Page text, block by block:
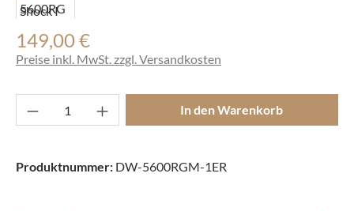
Regulärer Preis:
149,00 €
Preise inkl. MwSt. zzgl. Versandkosten
Produkt Anzahl: Gib den gewünschten
In den Warenkorb
Produktnummer: DW-5600RGM-1ER